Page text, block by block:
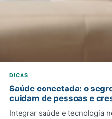
DICAS
Saúde conectada: o
cuidam de pessoas e
Integrar saúde e tecnologia